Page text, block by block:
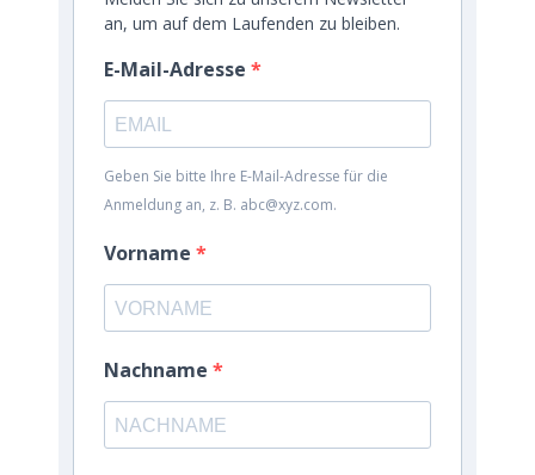
an, um auf dem Laufenden zu bleiben.
E-Mail-Adresse
Geben Sie bitte Ihre E-Mail-Adresse für die
Anmeldung an, z. B. abc@xyz.com.
Vorname
Nachname